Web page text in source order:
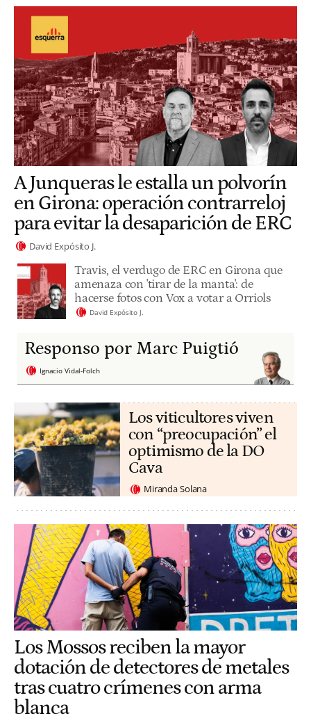
A Junqueras le estalla un polvorín
en Girona: operación contrarreloj
para evitar la desaparición de ERC
David Expósito J.
Travis, el verdugo de ERC en Girona que
amenaza con 'tirar de la manta': de
hacerse fotos con Vox a votar a Orriols
David Expósito J.
Responso por Marc Puigtió
Ignacio Vidal-Folch
Los viticultores viven
con “preocupación” el
optimismo de la DO
Cava
Miranda Solana
Los Mossos reciben la mayor
dotación de detectores de metales
tras cuatro crímenes con arma
blanca